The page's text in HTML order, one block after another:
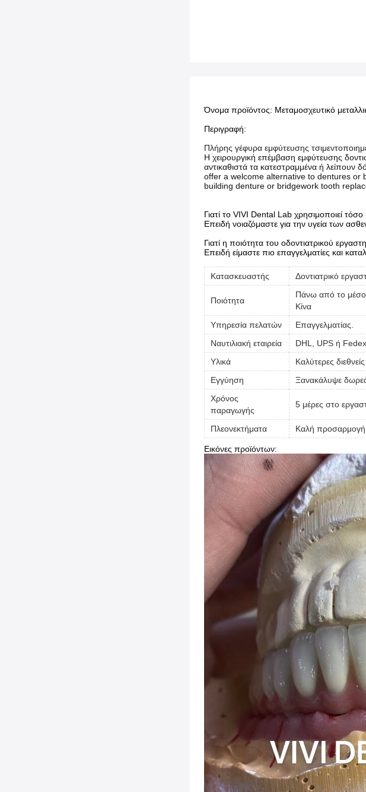
Όνομα προϊόντος: Μεταμοσχευτικό
Περιγραφή:
Πλήρης γέφυρα εμφύτευσης
Η χειρουργική επέμβαση εμφύτευσης
αντικαθιστά τα κατεστραμμένα ή λείπουν
offer a welcome alternative to dentures or
building denture or bridgework tooth
Γιατί το VIVI Dental Lab χρησιμοποιεί
Επειδή νοιαζόμαστε για την υγεία των
Γιατί η ποιότητα του οδοντιατρικού
Επειδή είμαστε πιο επαγγελματίες και
Κατασκευαστής Δοντιατρικό
Ποιότητα
Πάνω από το
Κίνα
Υπηρεσία πελατών
Επαγγελματίας.
Ναυτιλιακή εταιρεία
DHL, UPS ή Fedex
Υλικά
Καλύτερες
Εγγύηση
Ξανακάλυψε
Χρόνος
παραγωγής
5 μέρες στο
Πλεονεκτήματα Καλή προσαρμογή
Εικόνες προϊόντων: